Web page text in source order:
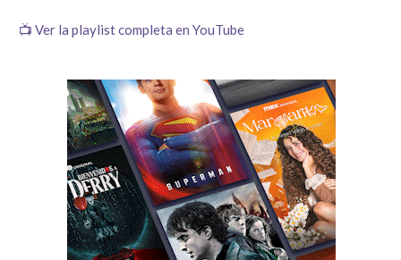
📺 Ver la playlist completa en YouTube